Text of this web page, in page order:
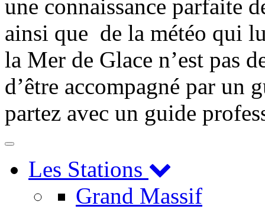
une connaissance parfaite
ainsi que de la météo qui
la Mer de Glace n’est pas
d’être accompagné par un
partez avec un guide
Toggle
Les Stations
Grand Massif